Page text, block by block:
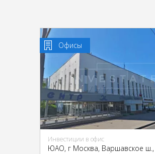
Офисы
Инвестиции в офис